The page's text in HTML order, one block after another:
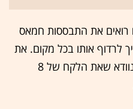
את התבססות חמאס
לרדוף אותו בכל מקום. את
טבח 7 באוקטובר תמיד נזכור ונוודא שאת הלקח של 8